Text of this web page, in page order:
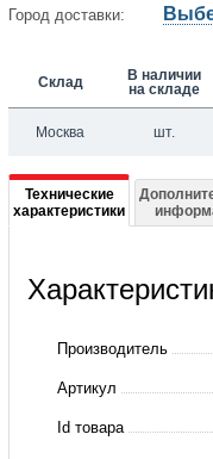
Город доставки:
Склад
В наличии
на складе
Москва шт.
Подробная
информация
065B8235
сетчатый
Ду15
Технические
характеристики
Производитель
Артикул
Id товара